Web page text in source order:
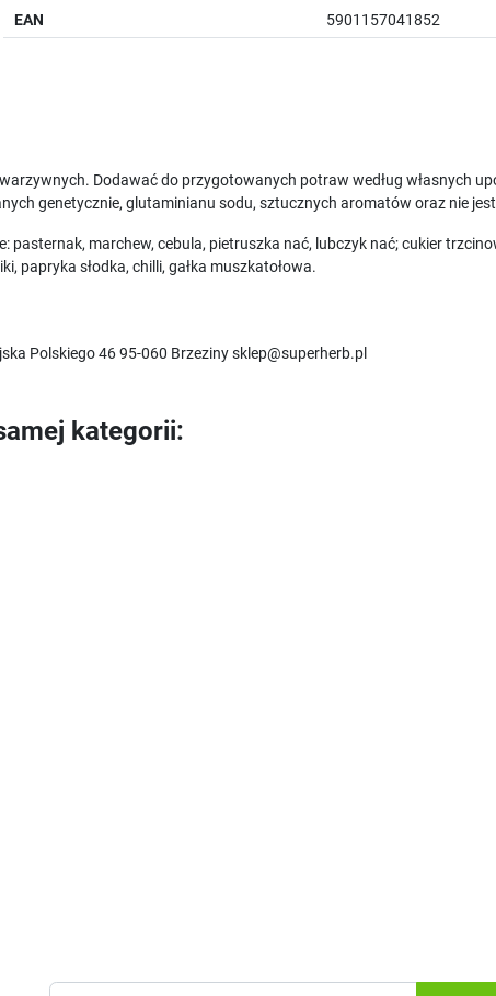
EAN 5901157041852
Dodawać do przygotowanych potraw według własnych
genetycznie, glutaminianu sodu, sztucznych aromatów oraz nie
pasternak, marchew, cebula, pietruszka nać, lubczyk nać; cukier
papryka słodka, chilli, gałka muszkatołowa.
Polskiego 46 95-060 Brzeziny sklep@superherb.pl
kategorii: